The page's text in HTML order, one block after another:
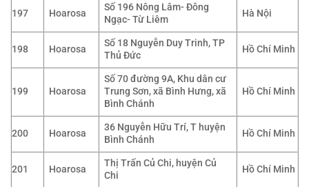
197 Hoarosa
Số 196 Nông Lâm- Đông
Ngạc- Từ Liêm
Hà Nội
198 Hoarosa
Số 18 Nguyễn Duy Trinh, TP
Thủ Đức
Hồ Chí Minh
199 Hoarosa
Số 70 đường 9A, Khu dân cư
Trung Sơn, xã Bình Hưng, xã
Bình Chánh
Hồ Chí Minh
200 Hoarosa
36 Nguyễn Hữu Trí, T huyện
Bình Chánh
Hồ Chí Minh
201 Hoarosa
Thị Trấn Củ Chi, huyện Củ
Chi
Hồ Chí Minh